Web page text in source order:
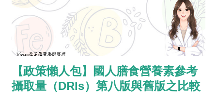
【政策懶人包】國人膳食營養素參考
攝取量（DRIs）第八版與舊版之比較